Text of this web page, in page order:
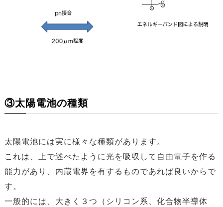
③太陽電池の種類
太陽電池には実に様々な種類があります。
これは、上で述べたように光を吸収して自由電子を作る
能力があり、内蔵電界を有するものであれば良いからで
す。
一般的には、大きく３つ（シリコン系、化合物半導体